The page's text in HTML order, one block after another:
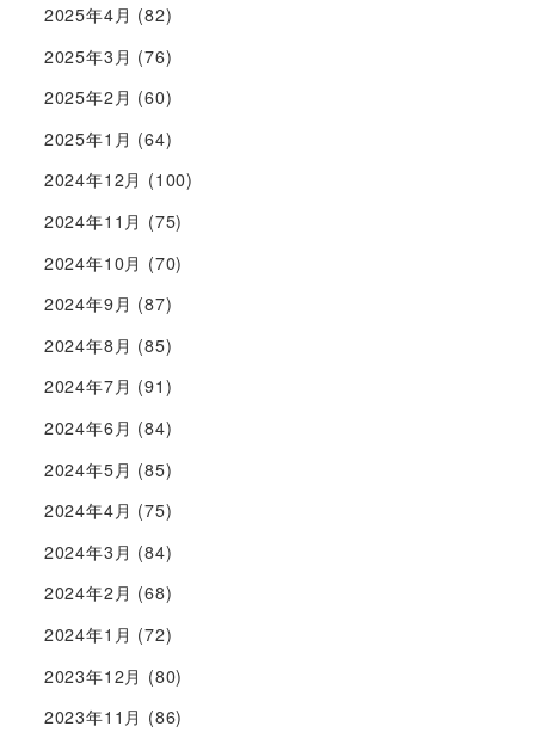
2025年4月 (82)
2025年3月 (76)
2025年2月 (60)
2025年1月 (64)
2024年12月 (100)
2024年11月 (75)
2024年10月 (70)
2024年9月 (87)
2024年8月 (85)
2024年7月 (91)
2024年6月 (84)
2024年5月 (85)
2024年4月 (75)
2024年3月 (84)
2024年2月 (68)
2024年1月 (72)
2023年12月 (80)
2023年11月 (86)